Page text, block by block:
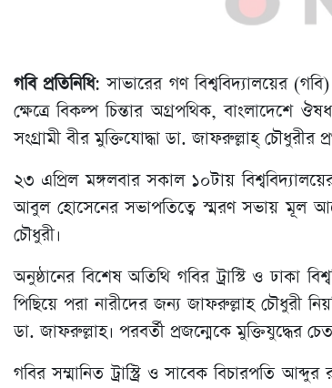
গবি প্রতিনিধি: সাভারের গণ বিশ্ববিদ্যালয়ের (গবি)
ক্ষেত্রে বিকল্প চিন্তার অগ্রপথিক, বাংলাদেশে
সংগ্রামী বীর মুক্তিযোদ্ধা ডা. জাফরুল্লাহ্ চৌধুরীর
২৩ এপ্রিল মঙ্গলবার সকাল ১০টায়
আবুল হোসেনের সভাপতিত্বে স্মরণ সভায় মূল
চৌধুরী।
অনুষ্ঠানের বিশেষ অতিথি গবির ট্রাস্টি ও
পিছিয়ে পরা নারীদের জন্য জাফরুল্লাহ চৌধুরী
ডা. জাফরুল্লাহ। পরবর্তী প্রজন্মেকে মুক্তিযুদ্ধের
গবির সম্মানিত ট্রাস্ট্রি ও সাবেক বিচারপতি